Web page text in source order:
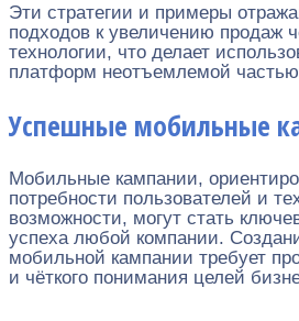
Эти стратегии и примеры
подходов к увеличению продаж
технологии, что делает
платформ неотъемлемой
Успешные мобильные
Мобильные кампании,
потребности пользователей и
возможности, могут стать
успеха любой компании.
мобильной кампании требует
и чёткого понимания целей